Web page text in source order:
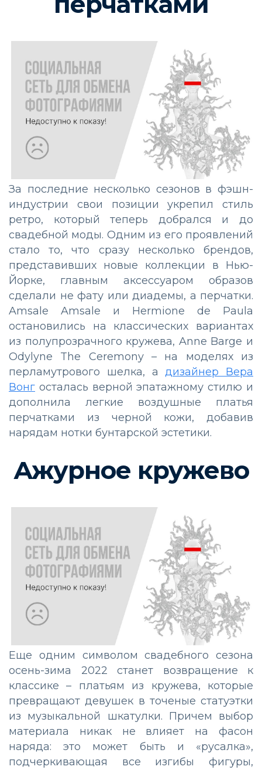
За последние несколько сезонов в фэшн-
индустрии свои позиции укрепил стиль
ретро, который теперь добрался и до
свадебной моды. Одним из его проявлений
стало то, что сразу несколько брендов,
представивших новые коллекции в Нью-
Йорке, главным аксессуаром образов
сделали не фату или диадемы, а перчатки.
Amsale Amsale и Hermione de Paula
остановились на классических вариантах
из полупрозрачного кружева, Anne Barge и
Odylyne The Ceremony – на моделях из
перламутрового шелка, адизайнер Вера
Вонг осталась верной эпатажному стилю и
дополнила легкие воздушные платья
перчатками из черной кожи, добавив
нарядам нотки бунтарской эстетики.
Ажурное кружево
Еще одним символом свадебного сезона
осень-зима 2022 станет возвращение к
классике – платьям из кружева, которые
превращают девушек в точеные статуэтки
из музыкальной шкатулки. Причем выбор
материала никак не влияет на фасон
наряда: это может быть и «русалка»,
подчеркивающая все изгибы фигуры,